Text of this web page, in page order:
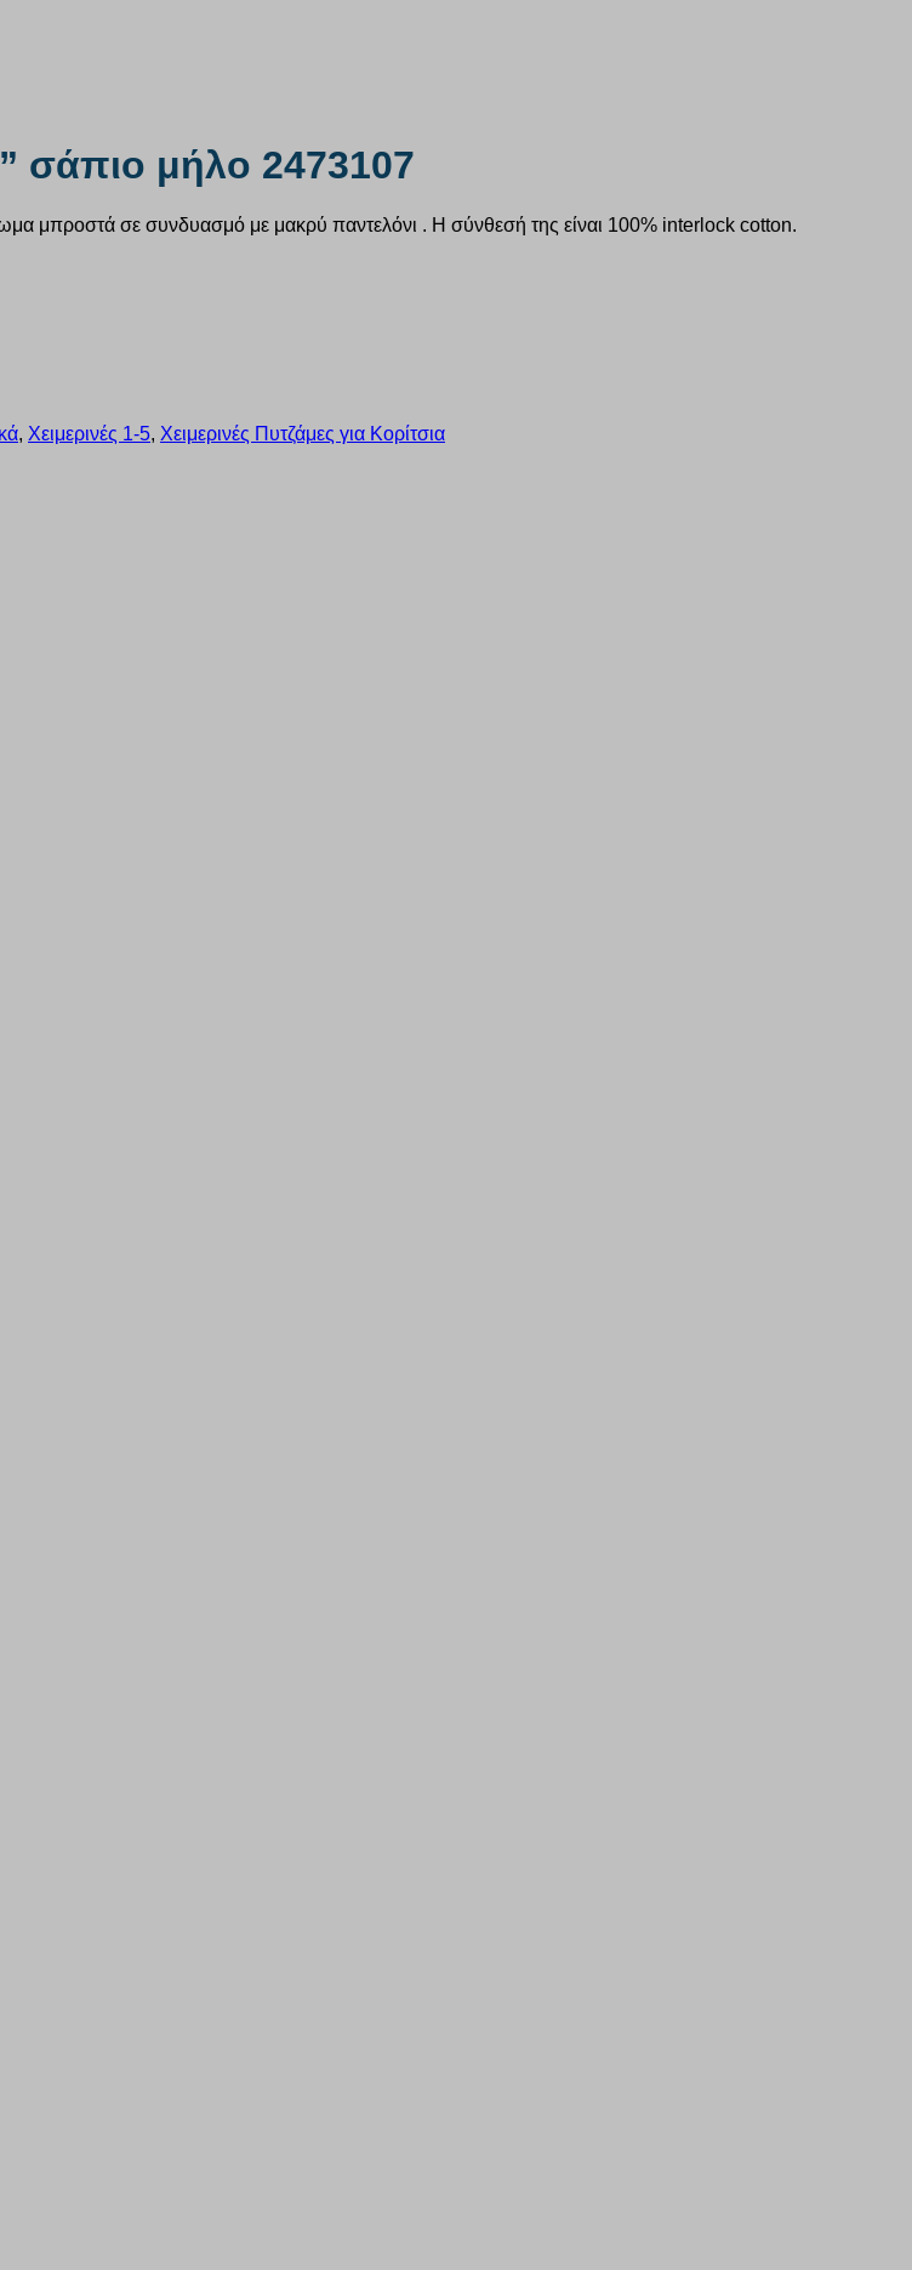
σάπιο μήλο 2473107
μπροστά σε συνδυασμό με μακρύ παντελόνι . Η σύνθεσή της είναι 100% interlock cotton.
, Χειμερινές 1-5, Χειμερινές Πυτζάμες για Κορίτσια